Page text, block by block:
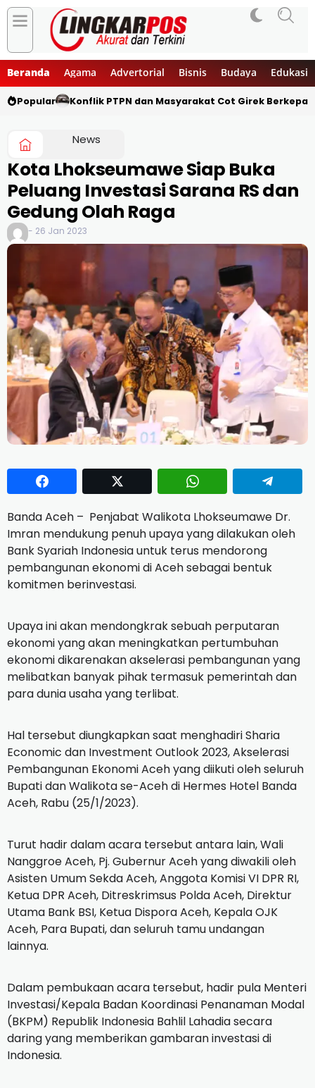
Beranda Agama Advertorial Bisnis Budaya Edukasi
Popular Konflik PTPN dan Masyarakat Cot Girek
News
Kota Lhokseumawe Siap Buka
Peluang Investasi Sarana RS dan
Gedung Olah Raga
- 26 Jan 2023
Banda Aceh – Penjabat Walikota Lhokseumawe Dr.
Imran mendukung penuh upaya yang dilakukan oleh
Bank Syariah Indonesia untuk terus mendorong
pembangunan ekonomi di Aceh sebagai bentuk
komitmen berinvestasi.
Upaya ini akan mendongkrak sebuah perputaran
ekonomi yang akan meningkatkan pertumbuhan
ekonomi dikarenakan akselerasi pembangunan yang
melibatkan banyak pihak termasuk pemerintah dan
para dunia usaha yang terlibat.
Hal tersebut diungkapkan saat menghadiri Sharia
Economic dan Investment Outlook 2023, Akselerasi
Pembangunan Ekonomi Aceh yang diikuti oleh seluruh
Bupati dan Walikota se-Aceh di Hermes Hotel Banda
Aceh, Rabu (25/1/2023).
Turut hadir dalam acara tersebut antara lain, Wali
Nanggroe Aceh, Pj. Gubernur Aceh yang diwakili oleh
Asisten Umum Sekda Aceh, Anggota Komisi VI DPR RI,
Ketua DPR Aceh, Ditreskrimsus Polda Aceh, Direktur
Utama Bank BSI, Ketua Dispora Aceh, Kepala OJK
Aceh, Para Bupati, dan seluruh tamu undangan
lainnya.
Dalam pembukaan acara tersebut, hadir pula Menteri
Investasi/Kepala Badan Koordinasi Penanaman Modal
(BKPM) Republik Indonesia Bahlil Lahadia secara
daring yang memberikan gambaran investasi di
Indonesia.